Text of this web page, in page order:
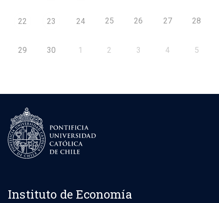
22 23 24 25 26 27 28
29 30 1 2 3 4 5
Instituto de Economía